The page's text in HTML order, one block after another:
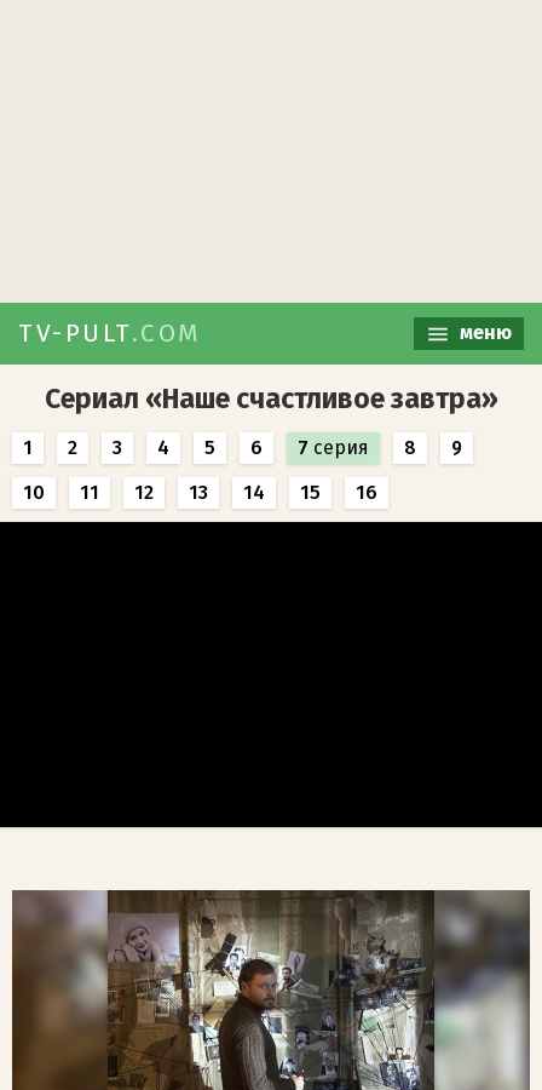
TV-PULT.COM меню
Сериал «Наше счастливое завтра»
1 2 3 4 5 6 7 серия 8
9
10
11 12 13 14 15 16